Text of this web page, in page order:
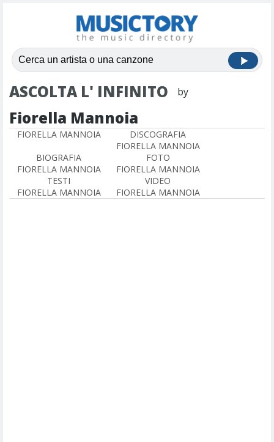
ASCOLTA L' INFINITO by
Fiorella Mannoia
FIORELLA MANNOIA
DISCOGRAFIA
FIORELLA MANNOIA
BIOGRAFIA
FIORELLA MANNOIA
FOTO
FIORELLA MANNOIA
TESTI
FIORELLA MANNOIA
VIDEO
FIORELLA MANNOIA